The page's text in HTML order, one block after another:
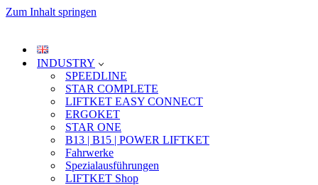
Zum Inhalt springen
INDUSTRY
SPEEDLINE
STAR COMPLETE
LIFTKET EASY CONNECT
ERGOKET
STAR ONE
B13 | B15 | POWER LIFTKET
Fahrwerke
Spezialausführungen
LIFTKET Shop